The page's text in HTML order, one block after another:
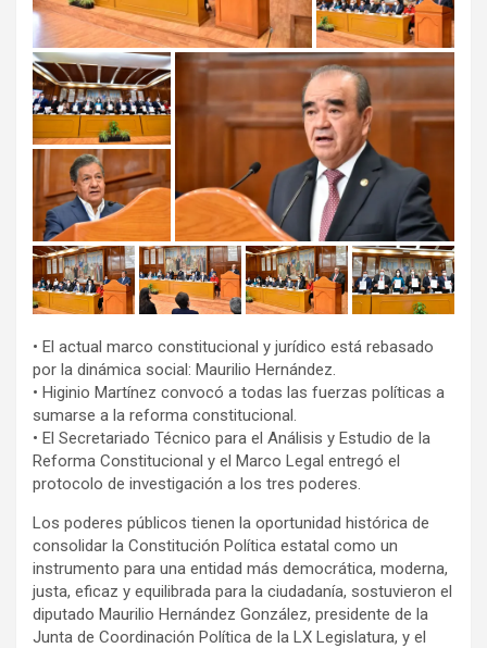
• El actual marco constitucional y jurídico está rebasado
por la dinámica social: Maurilio Hernández.
• Higinio Martínez convocó a todas las fuerzas políticas a
sumarse a la reforma constitucional.
• El Secretariado Técnico para el Análisis y Estudio de la
Reforma Constitucional y el Marco Legal entregó el
protocolo de investigación a los tres poderes.
Los poderes públicos tienen la oportunidad histórica de
consolidar la Constitución Política estatal como un
instrumento para una entidad más democrática, moderna,
justa, eficaz y equilibrada para la ciudadanía, sostuvieron el
diputado Maurilio Hernández González, presidente de la
Junta de Coordinación Política de la LX Legislatura, y el